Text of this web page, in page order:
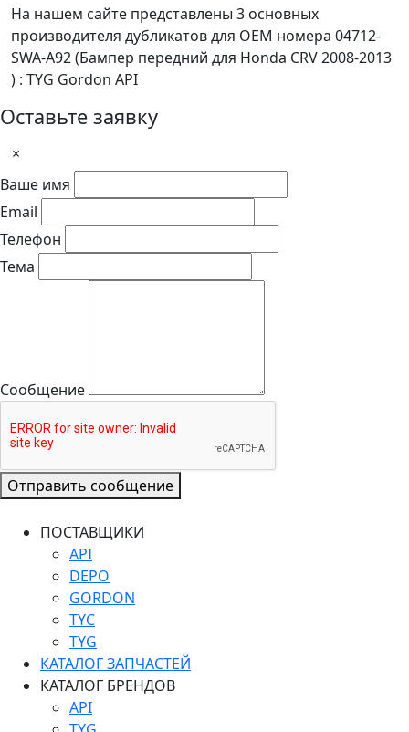
На нашем сайте представлены 3 основных
производителя дубликатов для OEM номера 04712-
SWA-A92 (Бампер передний для Honda CRV 2008-2013
) : TYG Gordon API
Оставьте заявку
×
Ваше имя
Email
Телефон
Тема
Сообщение
Отправить сообщение
ПОСТАВЩИКИ
API
DEPO
GORDON
TYC
TYG
КАТАЛОГ ЗАПЧАСТЕЙ
КАТАЛОГ БРЕНДОВ
API